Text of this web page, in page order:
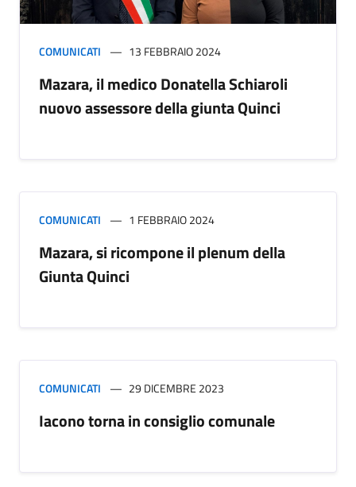
COMUNICATI 13 FEBBRAIO 2024
Mazara, il medico Donatella Schiaroli
nuovo assessore della giunta Quinci
COMUNICATI 1 FEBBRAIO 2024
Mazara, si ricompone il plenum della
Giunta Quinci
COMUNICATI 29 DICEMBRE 2023
Iacono torna in consiglio comunale